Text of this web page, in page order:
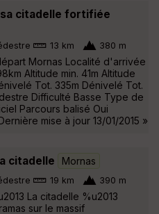
citadelle fortifiée
13 km 380 m
Mornas Localité d'arrivée
Altitude min. 41m Altitude
Tot. 335m Dénivelé Tot.
Difficulté Basse Type de
Parcours balisé Oui
mise à jour 13/01/2015 »
citadelle Mornas
19 km 390 m
La citadelle %u2013
sur le massif